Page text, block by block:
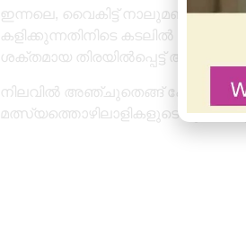
ഇന്നലെ, വൈകിട്ട്
കളിക്കുന്നതിനിടെ കടലിൽ വീണ
ശക്തമായ തിരയിൽപ്പെട്ട്
നിലവിൽ അഞ്ചുതെങ്ങ് പോലീസ്,
മത്സ്യത്തൊഴിലാളികളുടെയും